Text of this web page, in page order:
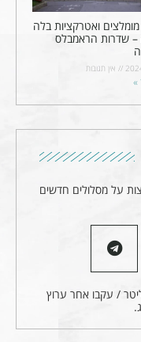
מומלצים ואטרקציות בלה
– שדרות הראמבלס
אין תגובות
»
על מסלולים חדשים
/ עקבו אחר ערוץ